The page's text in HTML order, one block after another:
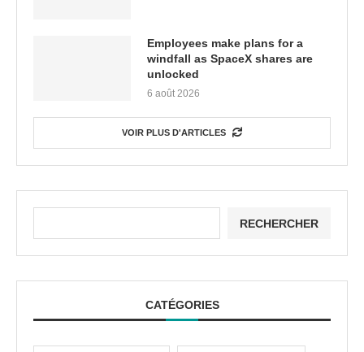
Employees make plans for a
windfall as SpaceX shares are
unlocked
6 août 2026
VOIR PLUS D'ARTICLES
RECHERCHER
CATÉGORIES